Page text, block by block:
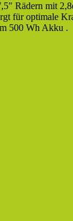
Rädern mit
für optimale
500 Wh Akku .